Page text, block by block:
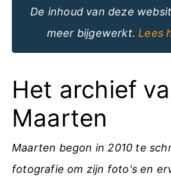
De inhoud van deze
meer bijgewerkt. Lees
Het archief
Maarten
Maarten begon in 2010 te
fotografie om zijn foto's en